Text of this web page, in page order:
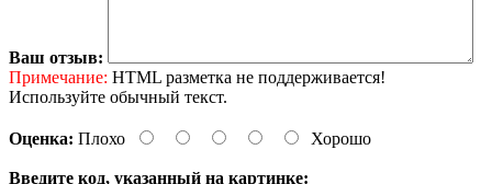
Ваш отзыв:
Примечание: HTML разметка не поддерживается!
Используйте обычный текст.
Оценка: Плохо Хорошо
Введите код, указанный на картинке: